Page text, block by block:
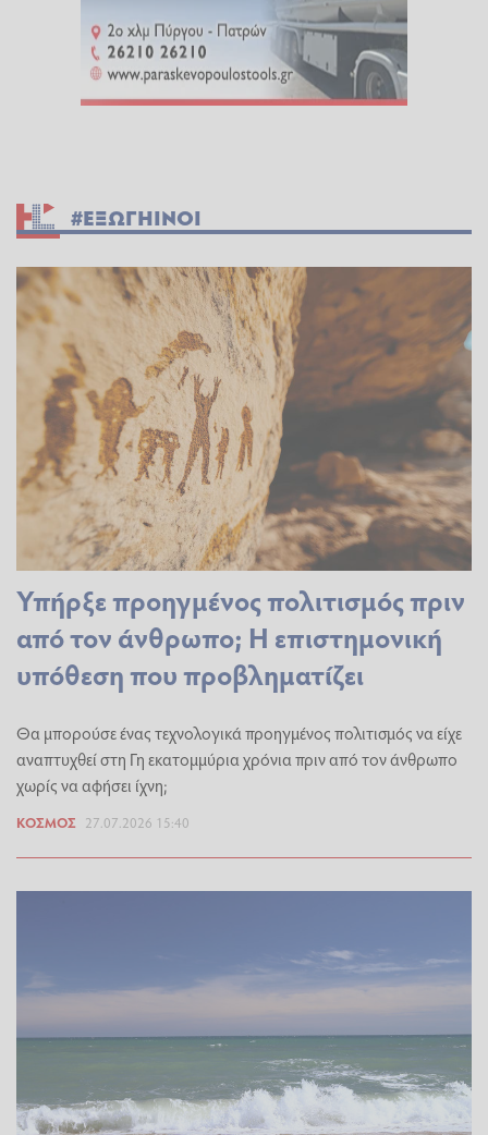
#ΕΞΩΓΗΙΝΟΙ
Υπήρξε προηγμένος πολιτισμός πριν
από τον άνθρωπο; Η επιστημονική
υπόθεση που προβληματίζει
Θα μπορούσε ένας τεχνολογικά προηγμένος πολιτισμός να είχε
αναπτυχθεί στη Γη εκατομμύρια χρόνια πριν από τον άνθρωπο
χωρίς να αφήσει ίχνη;
ΚΌΣΜΟΣ 27.07.2026 15:40